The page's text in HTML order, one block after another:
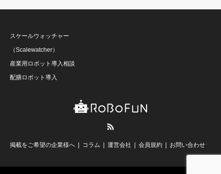
スケールウォッチャー
（Scalewatcher）
産業用ロボット導入相談
配膳ロボット導入
掲載をご希望の企業様へ コラム 運営会社 会員規約 お問い合わせ